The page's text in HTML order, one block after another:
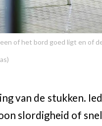
of het bord goed ligt en of
van de stukken.
slordigheid of